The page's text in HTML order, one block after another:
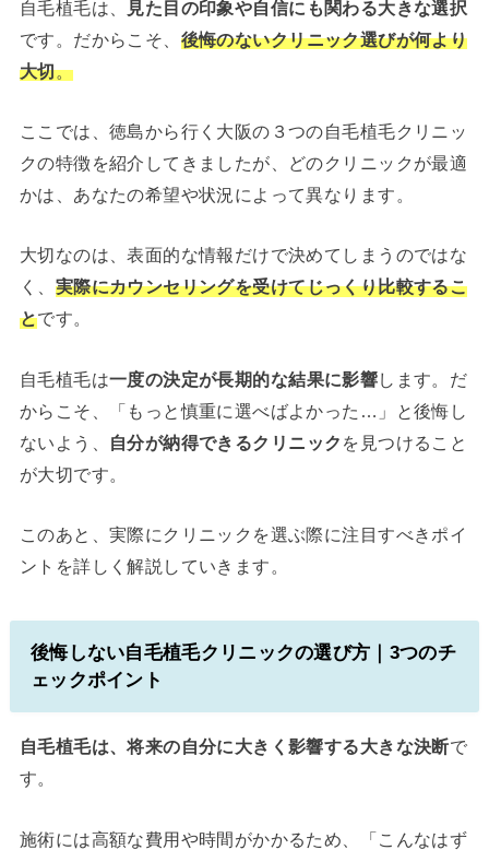
自毛植毛は、
見た目の印象や自信にも関わる大きな選択
です。だからこそ、 後悔のないクリニック選びが何より
大切。
ここでは、徳島から行く大阪の３つの自毛植毛クリニッ
クの特徴を紹介してきましたが、どのクリニックが最適
かは、あなたの希望や状況によって異なります。
大切なのは、表面的な情報だけで決めてしまうのではな
く、 実際にカウンセリングを受けてじっくり比較するこ
とです。
自毛植毛は一度の決定が長期的な結果に影響します。だ
からこそ、「もっと慎重に選べばよかった…」と後悔し
ないよう、
自分が納得できるクリニック を見つけること
が大切です。
このあと、実際にクリニックを選ぶ際に注目すべきポイ
ントを詳しく解説していきます。
後悔しない自毛植毛クリニックの選び方｜3つのチ
ェックポイント
自毛植毛は、将来の自分に大きく影響する大きな決断で
す。
施術には高額な費用や時間がかかるため、「こんなはず